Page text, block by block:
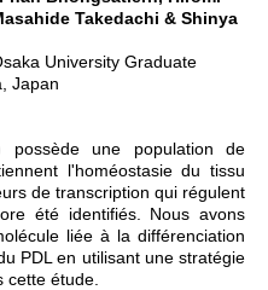
Takedachi & Shinya
University Graduate
Japan
possède une population de
l'homéostasie du tissu
de transcription qui régulent
été identifiés. Nous avons
liée à la différenciation
PDL en utilisant une stratégie
cette étude.